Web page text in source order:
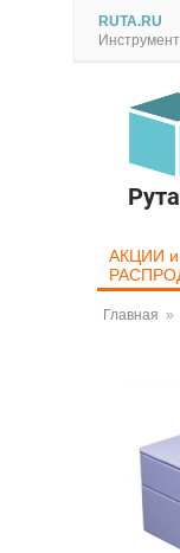
RUTA.RU
АКЦИИ и
Главная